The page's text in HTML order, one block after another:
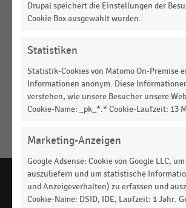
Gesamtertrag der Supermärkte
(2017)
DEUTSCHSPRACHIGER
Bedeutung von
ANZEIGEN
Keine
Ergebnisse
gefunden
LZ/EHI-
Drupal speichert die Einstellungen der
Cookie Box ausgewählt wurden.
Statistiken
Statistik-Cookies von Matomo On-Premise
Informationen anonym. Diese
verstehen, wie unsere Besucher unsere
Cookie-Name: _pk_*.* Cookie-Laufzeit: 13
Marketing-Anzeigen
Google Adsense: Cookie von Google LLC,
auszuliefern und um statistische
und Anzeigeverhalten) zu erfassen und
Cookie-Name: DSID, IDE, Laufzeit: 1 Jahr.